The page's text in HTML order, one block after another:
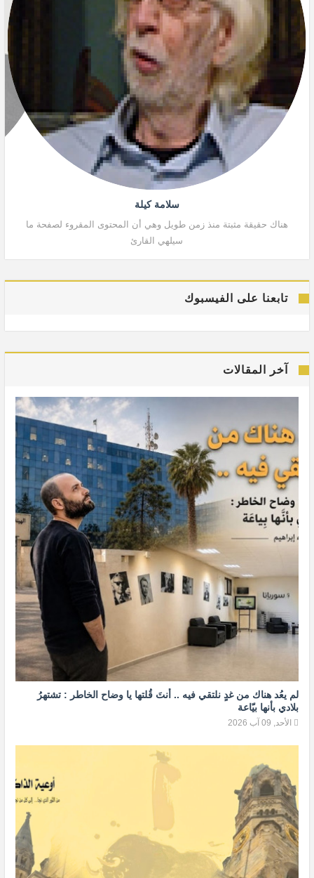
سلامة كيلة
هناك حقيقة مثبتة منذ زمن طويل وهي أن المحتوى المقروء لصفحة ما
سيلهي القارئ
تابعنا على الفيسبوك
آخر المقالات
لم يعُد هناك من غدٍ نلتقي فيه .. أنتَ قُلتها يا وضاح الخاطر : تشتهرُ
بلادي بأنها بيّاعة
الأحد, 09 آب 2026